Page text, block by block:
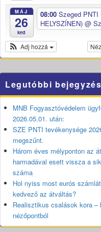
MÁJ
26
ked
08:00 Szeged PNTI
HELYSZÍNEN) @
Adj hozzá
Legutóbbi
MNB Fogyasztóvédelem
2026.05.01. után:
SZE PNTI tevékenysége
megszűnt.
Három éves mélyponton az
harmadával esett vissza a
száma
Hol nyiss most eurós
kedvező az átváltás?
Realisztikus csalások kora –
nézőpontból